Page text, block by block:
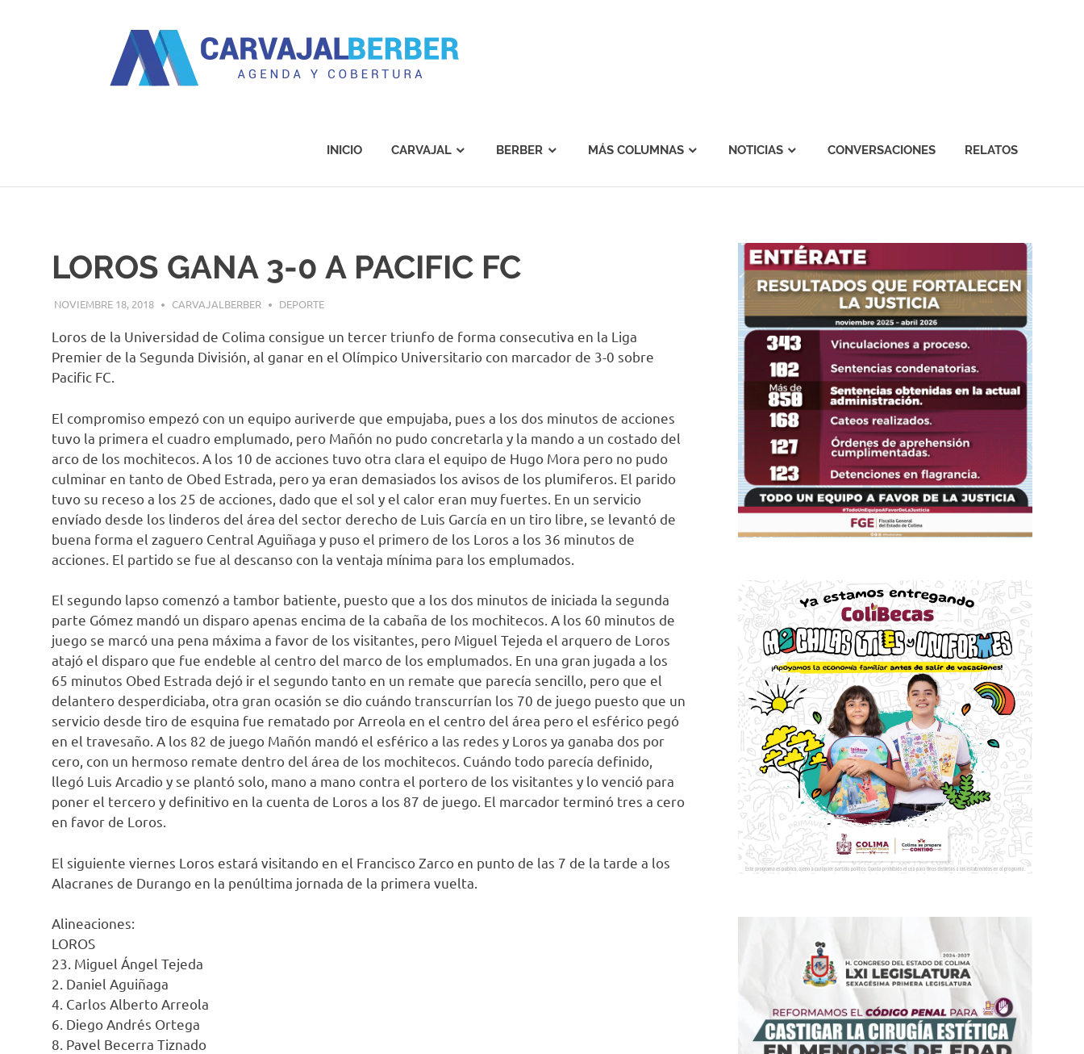
INICIO CARVAJAL BERBER MÁS COLUMNAS NOTICIAS CONVERSACIONES RELATOS
LOROS GANA 3-0 A PACIFIC FC
NOVIEMBRE 18, 2018 CARVAJALBERBER DEPORTE
Loros de la Universidad de Colima consigue un tercer triunfo de forma consecutiva en la Liga
Premier de la Segunda División, al ganar en el Olímpico Universitario con marcador de 3-0 sobre
Pacific FC.
El compromiso empezó con un equipo auriverde que empujaba, pues a los dos minutos de acciones
tuvo la primera el cuadro emplumado, pero Mañón no pudo concretarla y la mando a un costado del
arco de los mochitecos. A los 10 de acciones tuvo otra clara el equipo de Hugo Mora pero no pudo
culminar en tanto de Obed Estrada, pero ya eran demasiados los avisos de los plumiferos. El parido
tuvo su receso a los 25 de acciones, dado que el sol y el calor eran muy fuertes. En un servicio
envíado desde los linderos del área del sector derecho de Luis García en un tiro libre, se levantó de
buena forma el zaguero Central Aguiñaga y puso el primero de los Loros a los 36 minutos de
acciones. El partido se fue al descanso con la ventaja mínima para los emplumados.
El segundo lapso comenzó a tambor batiente, puesto que a los dos minutos de iniciada la segunda
parte Gómez mandó un disparo apenas encima de la cabaña de los mochitecos. A los 60 minutos de
juego se marcó una pena máxima a favor de los visitantes, pero Miguel Tejeda el arquero de Loros
atajó el disparo que fue endeble al centro del marco de los emplumados. En una gran jugada a los
65 minutos Obed Estrada dejó ir el segundo tanto en un remate que parecía sencillo, pero que el
delantero desperdiciaba, otra gran ocasión se dio cuándo transcurrían los 70 de juego puesto que un
servicio desde tiro de esquina fue rematado por Arreola en el centro del área pero el esférico pegó
en el travesaño. A los 82 de juego Mañón mandó el esférico a las redes y Loros ya ganaba dos por
cero, con un hermoso remate dentro del área de los mochitecos. Cuándo todo parecía definido,
llegó Luis Arcadio y se plantó solo, mano a mano contra el portero de los visitantes y lo venció para
poner el tercero y definitivo en la cuenta de Loros a los 87 de juego. El marcador terminó tres a cero
en favor de Loros.
El siguiente viernes Loros estará visitando en el Francisco Zarco en punto de las 7 de la tarde a los
Alacranes de Durango en la penúltima jornada de la primera vuelta.
Alineaciones:
LOROS
23. Miguel Ángel Tejeda
2. Daniel Aguiñaga
4. Carlos Alberto Arreola
6. Diego Andrés Ortega
8. Pavel Becerra Tiznado